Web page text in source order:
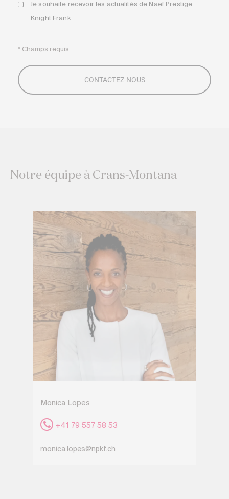
Je souhaite recevoir les actualités de Naef Prestige
Knight Frank
* Champs requis
Notre équipe à Crans-Montana
Monica Lopes
+41 79 557 58 53
monica.lopes@npkf.ch